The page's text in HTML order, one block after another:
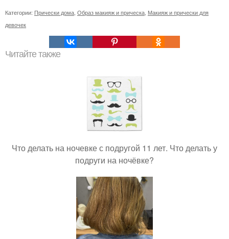
Категории: Прически дома Образ макияж и прическа Макияж и прически для
девочек
Читайте также
Что делать на ночевке с подругой 11 лет. Что делать у
подруги на ночёвке?